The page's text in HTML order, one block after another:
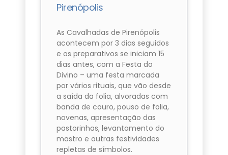
Pirenópolis
As Cavalhadas de Pirenópolis
acontecem por 3 dias seguidos
e os preparativos se iniciam 15
dias antes, com a Festa do
Divino – uma festa marcada
por vários rituais, que vão desde
a saída da folia, alvoradas com
banda de couro, pouso de folia,
novenas, apresentação das
pastorinhas, levantamento do
mastro e outras festividades
repletas de símbolos.